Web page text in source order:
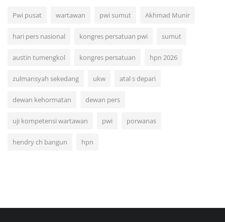
Pwi pusat wartawan pwi sumut Akhmad Munir
hari pers nasional kongres persatuan pwi sumut
austin tumengkol kongres persatuan hpn 2026
zulmansyah sekedang ukw atal s depari
dewan kehormatan dewan pers
uji kompetensi wartawan pwi porwanas
hendry ch bangun hpn